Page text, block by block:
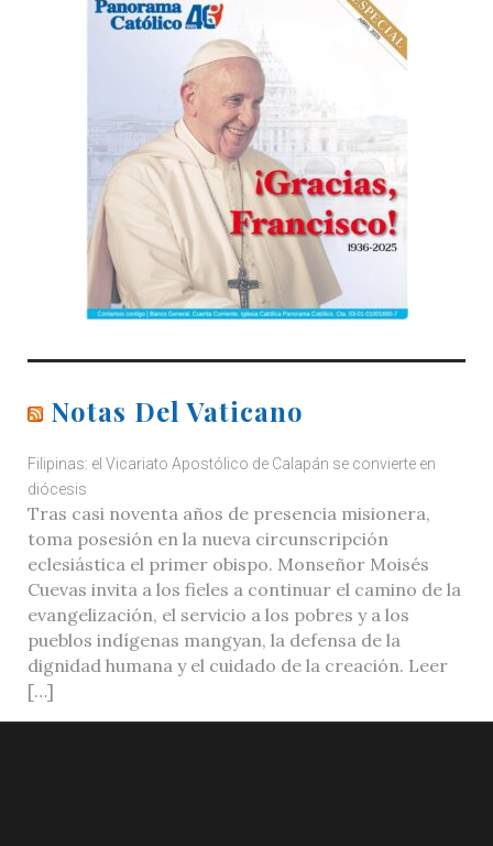
Notas Del Vaticano
Filipinas: el Vicariato Apostólico de Calapán se convierte en
diócesis
Tras casi noventa años de presencia misionera,
toma posesión en la nueva circunscripción
eclesiástica el primer obispo. Monseñor Moisés
Cuevas invita a los fieles a continuar el camino de la
evangelización, el servicio a los pobres y a los
pueblos indígenas mangyan, la defensa de la
dignidad humana y el cuidado de la creación. Leer
[…]